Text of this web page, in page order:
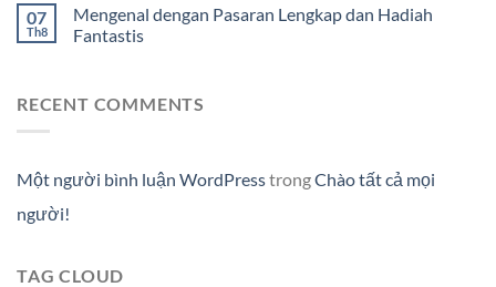
07
Th8
Mengenal dengan Pasaran Lengkap dan Hadiah
Fantastis
RECENT COMMENTS
Một người bình luận WordPresstrongChào tất cả mọi
người!
TAG CLOUD